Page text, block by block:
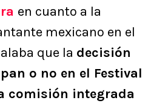
en cuanto a la
mexicano en el
que la decisión
o no en el Festival
comisión integrada